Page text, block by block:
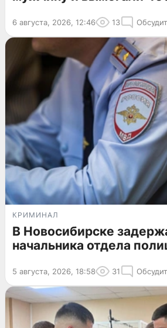
6 августа, 2026, 12:46 13
КРИМИНАЛ
В Новосибирске
начальника отдела
5 августа, 2026, 18:58 31